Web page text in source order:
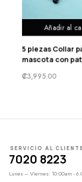
Camisa con
cuadros
₡4,995.00
SERVICIO AL
7020 8223
Lunes – Viernes: 10:00am -